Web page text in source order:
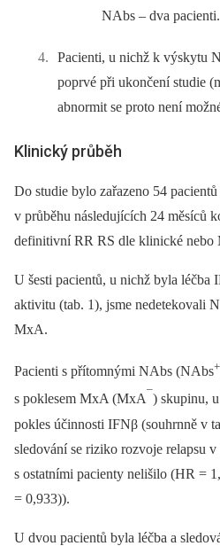
NAbs –⁠ dva pacienti.
Pacienti, u nichž k výskytu
poprvé při ukončení studie
abnormit se proto není
Klinický průběh
Do studie bylo zařazeno 54
v průběhu následujících 24 měsíců
definitivní RR RS dle klinické nebo
U šesti pacientů, u nichž byla léčba
aktivitu (tab. 1), jsme nedetekovali
MxA.
Pacienti s přítomnými NAbs (NAbs+
s poklesem MxA (MxA¯) skupinu,
pokles účinnosti IFNβ (souhrnně v
sledování se riziko rozvoje relapsu
s ostatními pacienty nelišilo (HR =
= 0,933)).
U dvou pacientů byla léčba a